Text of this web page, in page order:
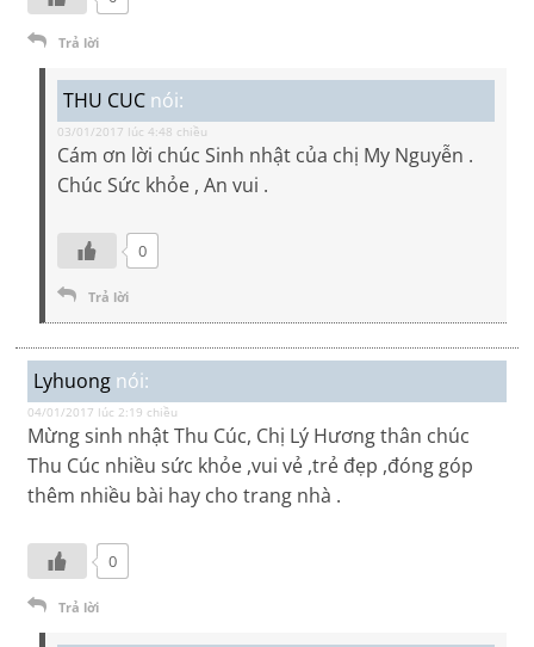
Trả lời
THU CUC nói:
03/01/2017 lúc 4:48 chiều
Cám ơn lời chúc Sinh nhật của chị My Nguyễn .
Chúc Sức khỏe , An vui .
0
Trả lời
Lyhuong nói:
04/01/2017 lúc 2:19 chiều
Mừng sinh nhật Thu Cúc, Chị Lý Hương thân chúc
Thu Cúc nhiều sức khỏe ,vui vẻ ,trẻ đẹp ,đóng góp
thêm nhiều bài hay cho trang nhà .
0
Trả lời